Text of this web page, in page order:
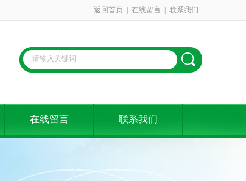
返回首页 在线留言 联系我们
在线留言 联系我们